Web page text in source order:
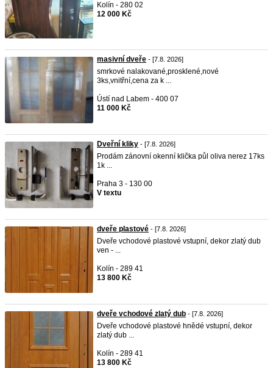
Kolín - 280 02
12 000 Kč
masivní dveře - [7.8. 2026]
smrkové nalakované,prosklené,nové
3ks,vnitřní,cena za k ...
Ústí nad Labem - 400 07
11 000 Kč
Dveřní kliky - [7.8. 2026]
Prodám zánovní okenní klička půl oliva nerez 17ks
1k ...
Praha 3 - 130 00
V textu
dveře plastové - [7.8. 2026]
Dveře vchodové plastové vstupní, dekor zlatý dub
ven - ...
Kolín - 289 41
13 800 Kč
dveře vchodové zlatý dub - [7.8. 2026]
Dveře vchodové plastové hnědé vstupní, dekor
zlatý dub ...
Kolín - 289 41
13 800 Kč